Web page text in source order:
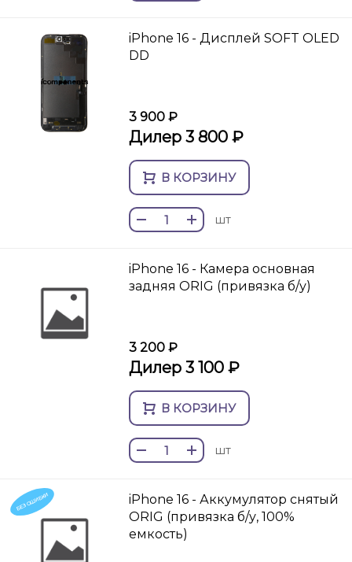
iPhone 16 - Дисплей SOFT OLED
DD
3 900 ₽
Дилер 3 800 ₽
В КОРЗИНУ
шт
iPhone 16 - Камера основная
задняя ORIG (привязка б/у)
3 200 ₽
Дилер 3 100 ₽
В КОРЗИНУ
шт
БЕЗ ОШИБКИ
iPhone 16 - Аккумулятор снятый
ORIG (привязка б/у, 100%
емкость)